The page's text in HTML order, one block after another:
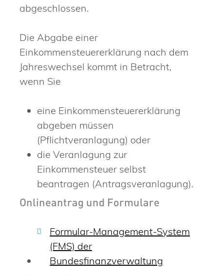
abgeschlossen.
Die Abgabe einer
Einkommensteuererklärung nach dem
Jahreswechsel kommt in Betracht,
wenn Sie
eine Einkommensteuererklärung
abgeben müssen
(Pflichtveranlagung) oder
die Veranlagung zur
Einkommensteuer selbst
beantragen (Antragsveranlagung).
Onlineantrag und Formulare
Formular-Management-System
(FMS) der
Bundesfinanzverwaltung